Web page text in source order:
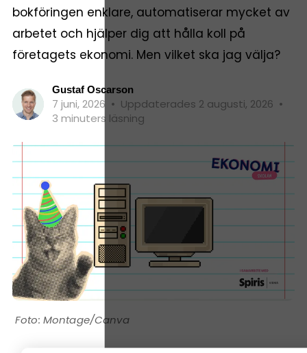
bokföringen enklare, automatiserar mycket av
arbetet och hjälper dig att hålla koll på
företagets ekonomi. Men vilket ska jag välja?
Gustaf Oscarson
7 juni, 2026 • Uppdaterades 2 augusti, 2026 •
3 minuters läsning
Montage/Canva